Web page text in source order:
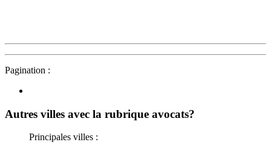
Pagination :
Autres villes avec la rubrique avocats?
Principales villes :